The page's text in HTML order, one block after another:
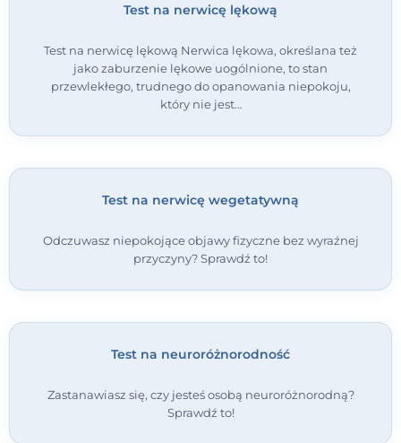
Test na nerwicę lękową
Test na nerwicę lękową Nerwica lękowa, określana też
jako zaburzenie lękowe uogólnione, to stan
przewlekłego, trudnego do opanowania niepokoju,
który nie jest…
Test na nerwicę wegetatywną
Odczuwasz niepokojące objawy fizyczne bez wyraźnej
przyczyny? Sprawdź to!
Test na neuroróżnorodność
Zastanawiasz się, czy jesteś osobą neuroróżnorodną?
Sprawdź to!